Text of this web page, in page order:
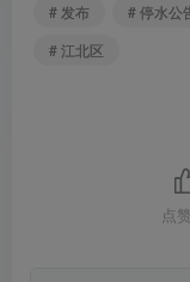
# 发布
# 停水公
# 江北区
点赞